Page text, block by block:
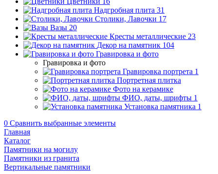
Надгробная плита 31
Столики, Лавочки 17
Вазы 20
Кресты металлические 23
Декор на памятник 104
Гравировка и фото
Гравировка и фото
Гравировка портрета 1
Портретная плитка
Фото на керамике
ФИО, даты, шрифты 1
Установка памятника 1
0 Сравнить выбранные элементы
Главная
Каталог
Памятники на могилу
Памятники из гранита
Вертикальные памятники